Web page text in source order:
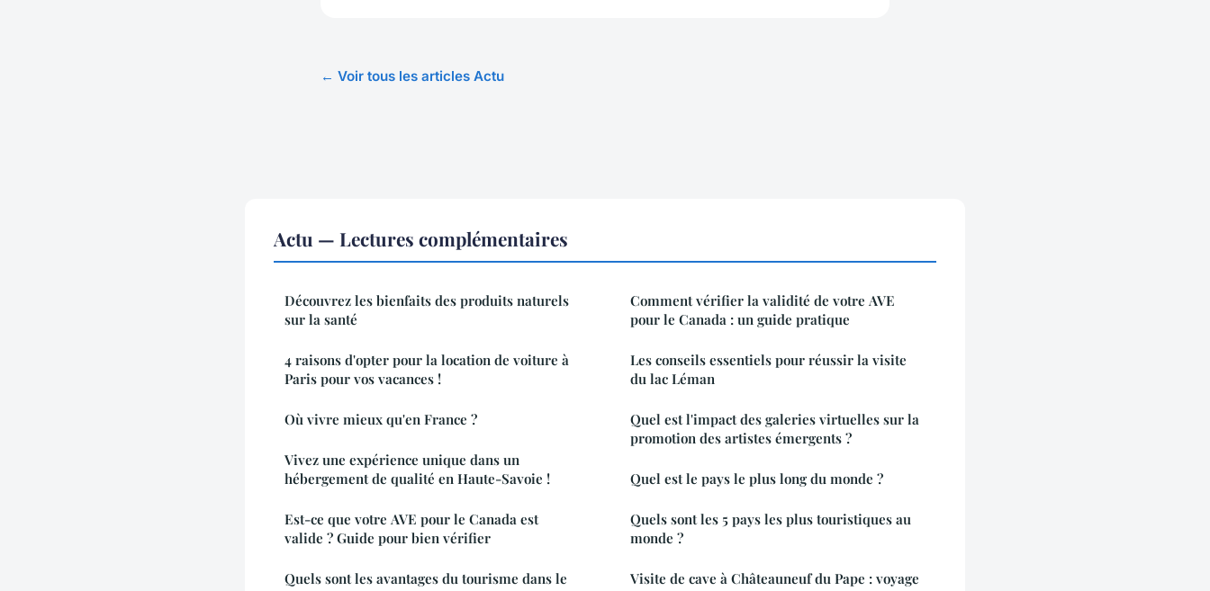
← Voir tous les articles Actu
Actu — Lectures complémentaires
Découvrez les bienfaits des produits naturels
sur la santé
4 raisons d'opter pour la location de voiture à
Paris pour vos vacances !
Où vivre mieux qu'en France ?
Vivez une expérience unique dans un
hébergement de qualité en Haute-Savoie !
Est-ce que votre AVE pour le Canada est
valide ? Guide pour bien vérifier
Quels sont les avantages du tourisme dans le
Comment vérifier la validité de votre AVE
pour le Canada : un guide pratique
Les conseils essentiels pour réussir la visite
du lac Léman
Quel est l'impact des galeries virtuelles sur la
promotion des artistes émergents ?
Quel est le pays le plus long du monde ?
Quels sont les 5 pays les plus touristiques au
monde ?
Visite de cave à Châteauneuf du Pape : voyage